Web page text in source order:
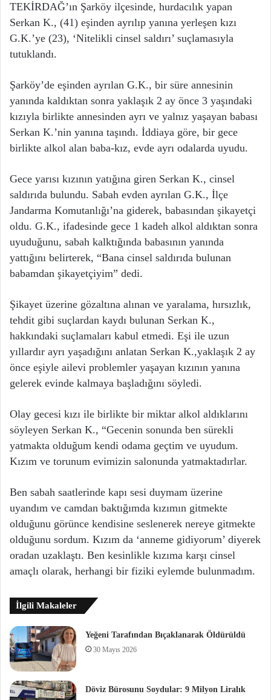
TEKİRDAĞ’ın Şarköy ilçesinde, hurdacılık yapan
Serkan K., (41) eşinden ayrılıp yanına yerleşen kızı
G.K.’ye (23), ‘Nitelikli cinsel saldırı’ suçlamasıyla
tutuklandı.
Şarköy’de eşinden ayrılan G.K., bir süre annesinin
yanında kaldıktan sonra yaklaşık 2 ay önce 3 yaşındaki
kızıyla birlikte annesinden ayrı ve yalnız yaşayan babası
Serkan K.’nin yanına taşındı. İddiaya göre, bir gece
birlikte alkol alan baba-kız, evde ayrı odalarda uyudu.
Gece yarısı kızının yatığına giren Serkan K., cinsel
saldırıda bulundu. Sabah evden ayrılan G.K., İlçe
Jandarma Komutanlığı’na giderek, babasından şikayetçi
oldu. G.K., ifadesinde gece 1 kadeh alkol aldıktan sonra
uyuduğunu, sabah kalktığında babasının yanında
yattığını belirterek, “Bana cinsel saldırıda bulunan
babamdan şikayetçiyim” dedi.
Şikayet üzerine gözaltına alınan ve yaralama, hırsızlık,
tehdit gibi suçlardan kaydı bulunan Serkan K.,
hakkındaki suçlamaları kabul etmedi. Eşi ile uzun
yıllardır ayrı yaşadığını anlatan Serkan K.,yaklaşık 2 ay
önce eşiyle ailevi problemler yaşayan kızının yanına
gelerek evinde kalmaya başladığını söyledi.
Olay gecesi kızı ile birlikte bir miktar alkol aldıklarını
söyleyen Serkan K., “Gecenin sonunda ben sürekli
yatmakta olduğum kendi odama geçtim ve uyudum.
Kızım ve torunum evimizin salonunda yatmaktadırlar.
Ben sabah saatlerinde kapı sesi duymam üzerine
uyandım ve camdan baktığımda kızımın gitmekte
olduğunu görünce kendisine seslenerek nereye gitmekte
olduğunu sordum. Kızım da ‘anneme gidiyorum’ diyerek
oradan uzaklaştı. Ben kesinlikle kızıma karşı cinsel
amaçlı olarak, herhangi bir fiziki eylemde bulunmadım.
İlgili Makaleler
Yeğeni Tarafından Bıçaklanarak Öldürüldü
30 Mayıs 2026
Döviz Bürosunu Soydular: 9 Milyon Liralık